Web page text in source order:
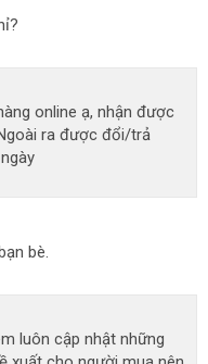
online ạ, nhận được
ra được đổi/trả
bè.
luôn cập nhật những